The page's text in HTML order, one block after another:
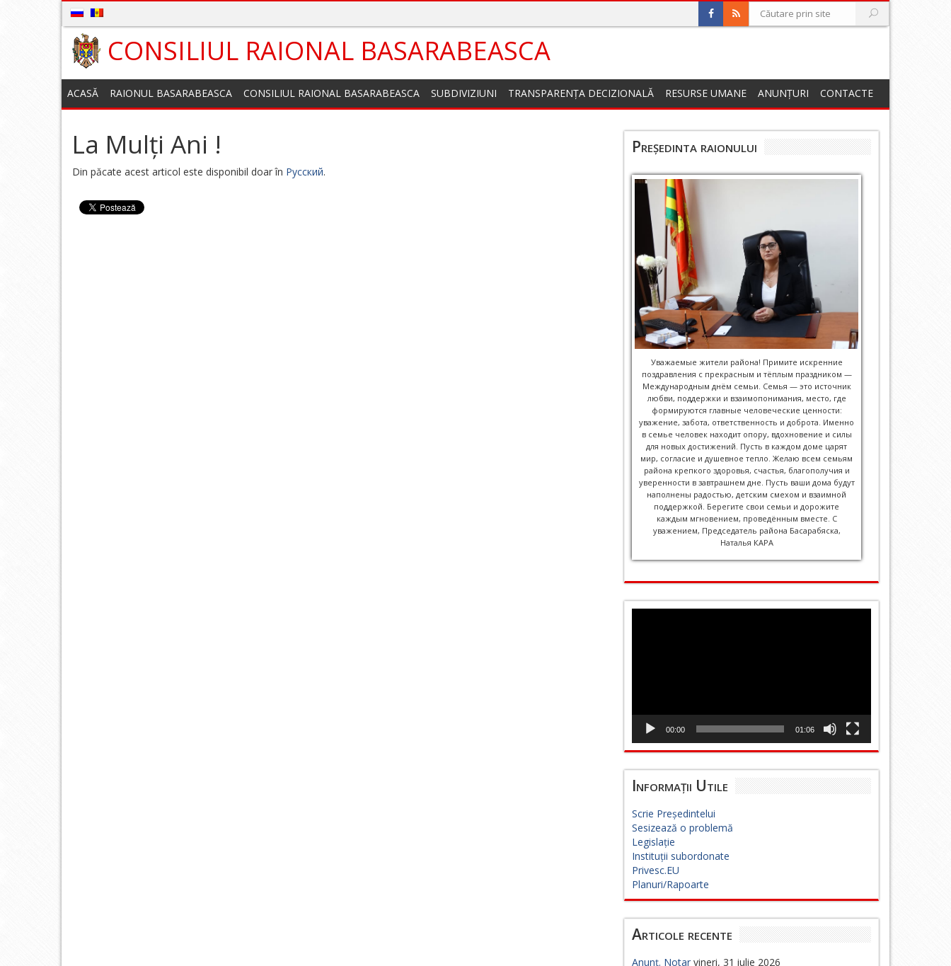
CONSILIUL RAIONAL BASARABEASCA
ACASĂ RAIONUL BASARABEASCA CONSILIUL RAIONAL BASARABEASCA SUBDIVIZIUNI TRANSPARENȚA DECIZIONALĂ RESURSE UMANE ANUNȚURI CONTACTE
La Mulți Ani !
Din păcate acest articol este disponibil doar în Русский.
Președinta raionului
Уважаемые жители района! Примите искренние
поздравления с прекрасным и тёплым праздником —
Международным днём семьи. Семья — это источник
любви, поддержки и взаимопонимания, место, где
формируются главные человеческие ценности:
уважение, забота, ответственность и доброта. Именно
в семье человек находит опору, вдохновение и силы
для новых достижений. Пусть в каждом доме царят
мир, согласие и душевное тепло. Желаю всем семьям
района крепкого здоровья, счастья, благополучия и
уверенности в завтрашнем дне. Пусть ваши дома будут
наполнены радостью, детским смехом и взаимной
поддержкой. Берегите свои семьи и дорожите
каждым мгновением, проведённым вместе. С
уважением, Председатель района Басарабяска,
Наталья КАРА
00:00 01:06
Informații Utile
Scrie Președintelui
Sesizează o problemă
Legislație
Instituții subordonate
Privesc.EU
Planuri/Rapoarte
Articole recente
Anunț. Notar vineri, 31 iulie 2026